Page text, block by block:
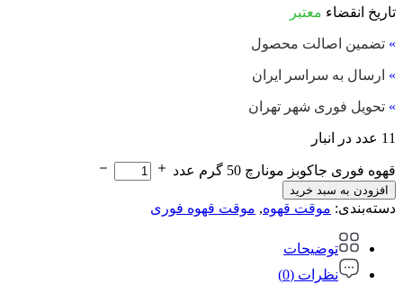
تاریخ انقضاء معتبر
» تضمین اصالت محصول
» ارسال به سراسر ایران
» تحویل فوری شهر تهران
11 عدد در انبار
قهوه فوری جاکوبز مونارچ 50 گرم عدد
افزودن به سبد خرید
دسته‌بندی: موقت قهوه, موقت قهوه فوری
توضیحات
نظرات (0)